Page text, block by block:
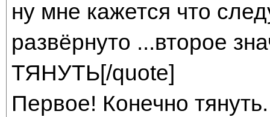
ну мне кажется что
развёрнуто ...второе
ТЯНУТЬ[/quote]
Первое! Конечно